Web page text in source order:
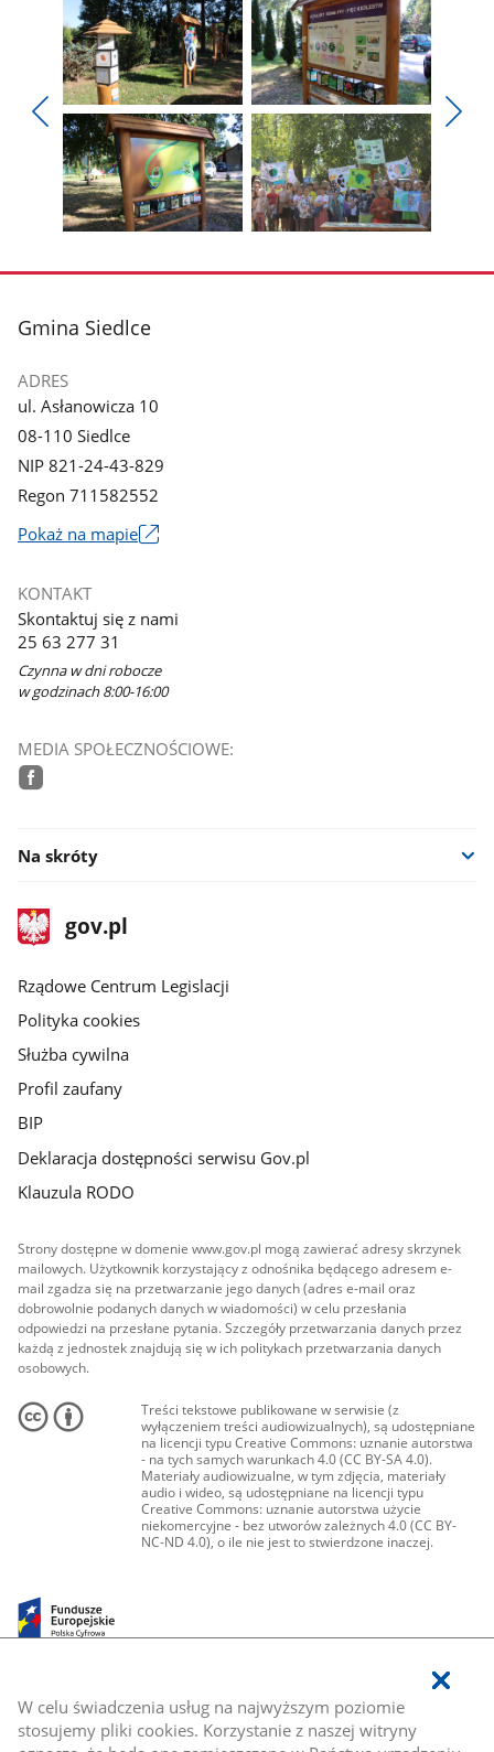
W celu świadczenia usług na najwyższym poziomie
stosujemy pliki cookies. Korzystanie z naszej witryny
Pokaż
poprzednie
zdjęcia
Pokaż
zdjęcie
1
z
galerii.
Pokaż
zdjęcie
2
z
galerii.
galerii.
stopka
Gmina Siedlce
ADRES
ul. Asłanowicza 10
08-110 Siedlce
NIP 821-24-43-829
Regon 711582552
Pokaż na mapieLink
nowym
KONTAKT
Skontaktuj się z nami
25 63 277 31
Czynna w dni robocze
w godzinach 8:00-16:00
MEDIA SPOŁECZNOŚCIOWE:
Na skróty
stopka
gov.plStrona
gov.pl
Rządowe Centrum Legislacji
Polityka cookies
Służba cywilna
Profil zaufany
BIP
Deklaracja dostępności serwisu Gov.pl
Klauzula RODO
Strony dostępne w domenie www.gov.pl mogą zawierać adresy skrzynek
mailowych. Użytkownik korzystający z odnośnika będącego adresem e-
mail zgadza się na przetwarzanie jego danych (adres e-mail oraz
dobrowolnie podanych danych w wiadomości) w celu przesłania
odpowiedzi na przesłane pytania. Szczegóły przetwarzania danych przez
każdą z jednostek znajdują się w ich politykach przetwarzania danych
osobowych.
Treści tekstowe publikowane w serwisie (z
wyłączeniem treści audiowizualnych), są udostępniane
na licencji typu Creative Commons: uznanie autorstwa
- na tych samych warunkach 4.0 (CC BY-SA 4.0).
Materiały audiowizualne, w tym zdjęcia, materiały
audio i wideo, są udostępniane na licencji typu
Creative Commons: uznanie autorstwa użycie
niekomercyjne - bez utworów zależnych 4.0 (CC BY-
NC-ND 4.0), o ile nie jest to stwierdzone inaczej.